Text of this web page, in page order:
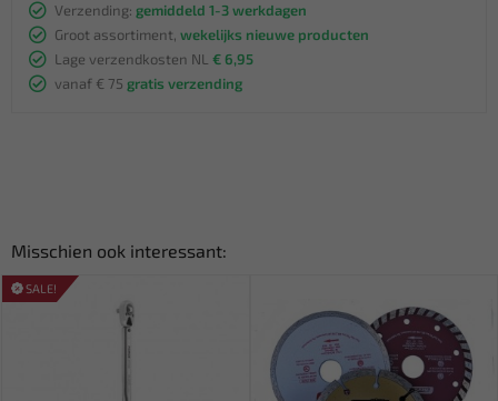
Verzending: gemiddeld 1-3 werkdagen
Groot assortiment, wekelijks nieuwe producten
Lage verzendkosten NL € 6,95
vanaf € 75 gratis verzending
Misschien ook interessant:
SALE!